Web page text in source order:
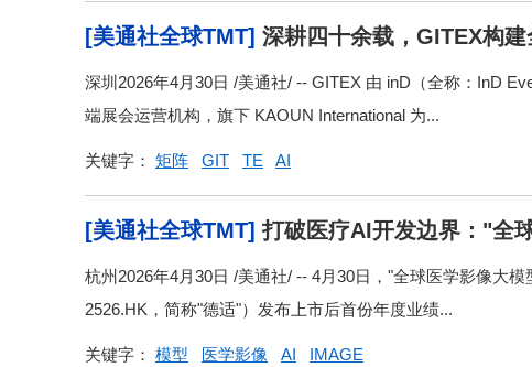
[美通社全球TMT] 深耕四十余载，GITEX构
深圳2026年4月30日 /美通社/ -- GITEX 由 inD（全称：InD
端展会运营机构，旗下 KAOUN International 为...
关键字： 矩阵 GIT TE AI
[美通社全球TMT] 打破医疗AI开发边界："全
3.7%
杭州2026年4月30日 /美通社/ -- 4月30日，"全球医学影像大
2526.HK，简称"德适"）发布上市后首份年度业绩...
关键字： 模型 医学影像 AI IMAGE